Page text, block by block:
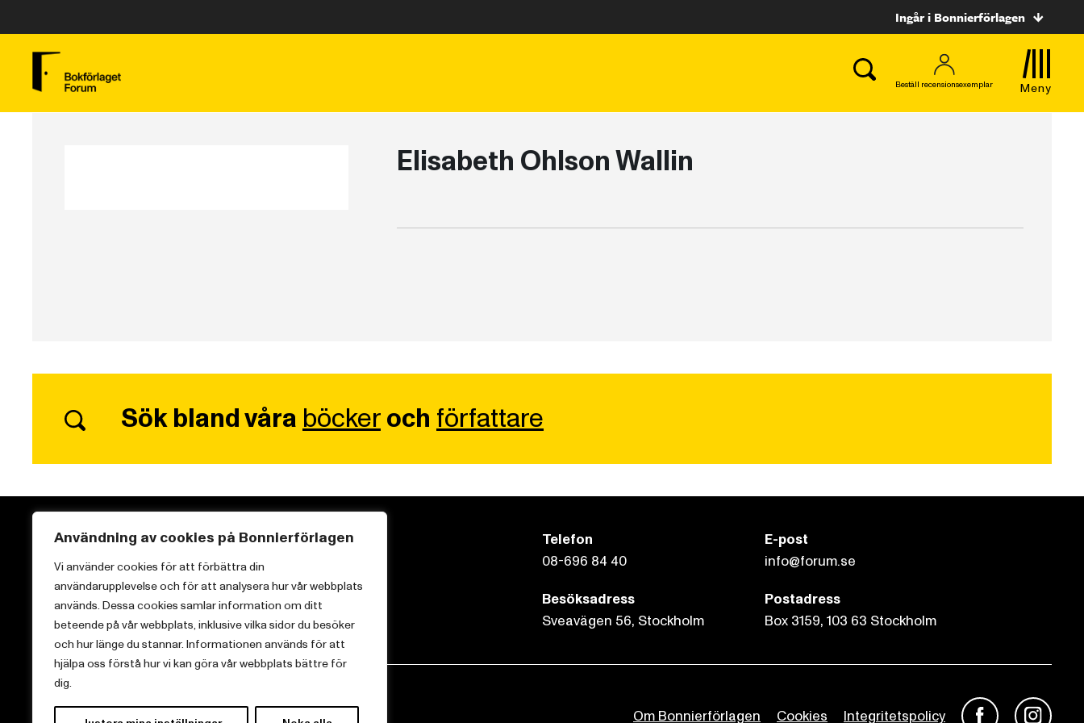
Användning av cookies på Bonnierförlagen
Vi använder cookies för att förbättra din
användarupplevelse och för att analysera hur vår webbplats
används. Dessa cookies samlar information om ditt
beteende på vår webbplats, inklusive vilka sidor du besöker
och hur länge du stannar. Informationen används för att
hjälpa oss förstå hur vi kan göra vår webbplats bättre för
dig.
Ingår i Bonnierförlagen
Beställ recensionsexemplar Meny
Elisabeth Ohlson Wallin
Sök bland våraböckeroch författare
Vi brinner för starka berättelser och att sprida
kunskap inom aktuella ämnen.
Telefon
08-696 84 40
E-post
info@forum.se
Besöksadress
Sveavägen 56, Stockholm
Postadress
Box 3159, 103 63 Stockholm
Om Bonnierförlagen Cookies Integritetspolicy